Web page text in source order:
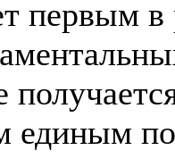
первым
единым